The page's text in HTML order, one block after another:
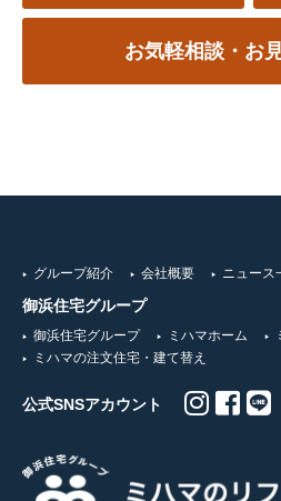
お気軽相談・お
グループ紹介 会社概要 ニュース
御浜住宅グループ
御浜住宅グループ ミハマホーム
ミハマの注文住宅・建て替え
公式SNSアカウント